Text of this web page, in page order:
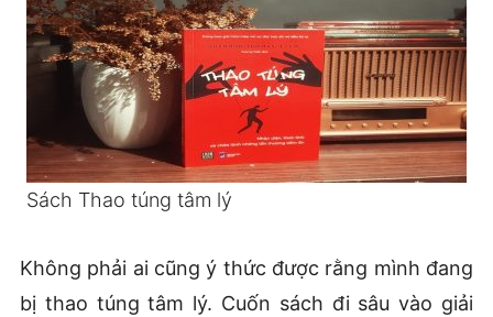
Sách Thao túng tâm lý
Không phải ai cũng ý thức được rằng mình đang
bị thao túng tâm lý. Cuốn sách đi sâu vào giải